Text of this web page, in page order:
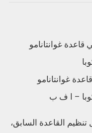
غوانتانامو
– ا ف ب
عاما) مرسال تنظيم القاعدة السابق،